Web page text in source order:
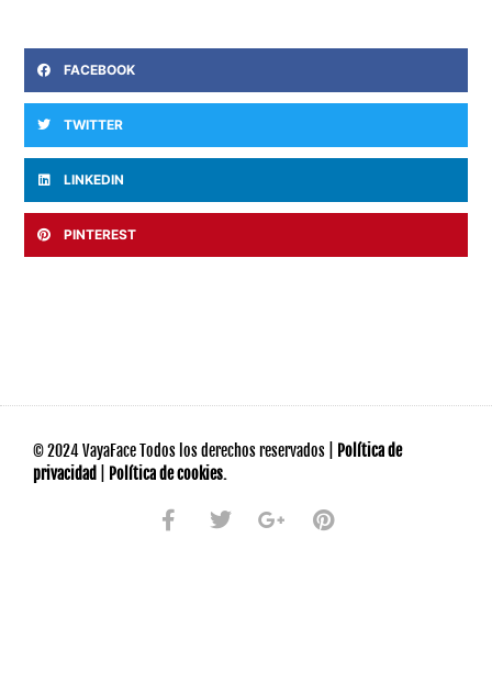
FACEBOOK
TWITTER
LINKEDIN
PINTEREST
© 2024 VayaFace Todos los derechos reservados |
Política de
privacidad
Política de cookies.